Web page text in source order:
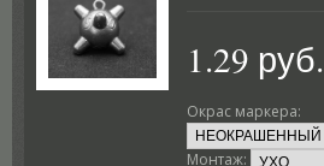
1.29 руб.
Окрас маркера:
Монтаж: